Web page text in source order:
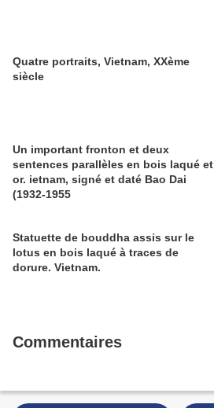
Quatre portraits, Vietnam, XXème
siècle
Un important fronton et deux
sentences parallèles en bois laqué et
or. ietnam, signé et daté Bao Dai
(1932-1955
Statuette de bouddha assis sur le
lotus en bois laqué à traces de
dorure. Vietnam.
Commentaires